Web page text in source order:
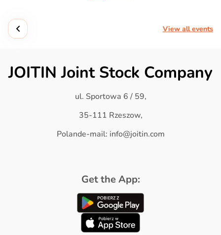
View all events
JOITIN Joint Stock Company
ul. Sportowa 6 / 59,
35-111 Rzeszow,
Polande-mail: info@joitin.com
Get the App: